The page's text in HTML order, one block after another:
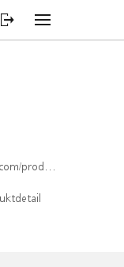
CH1456564538